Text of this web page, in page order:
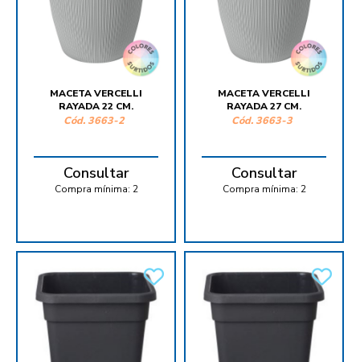
MACETA VERCELLI
RAYADA 22 CM.
Cód. 3663-2
Consultar
Compra mínima: 2
MACETA VERCELLI
RAYADA 27 CM.
Cód. 3663-3
Consultar
Compra mínima: 2